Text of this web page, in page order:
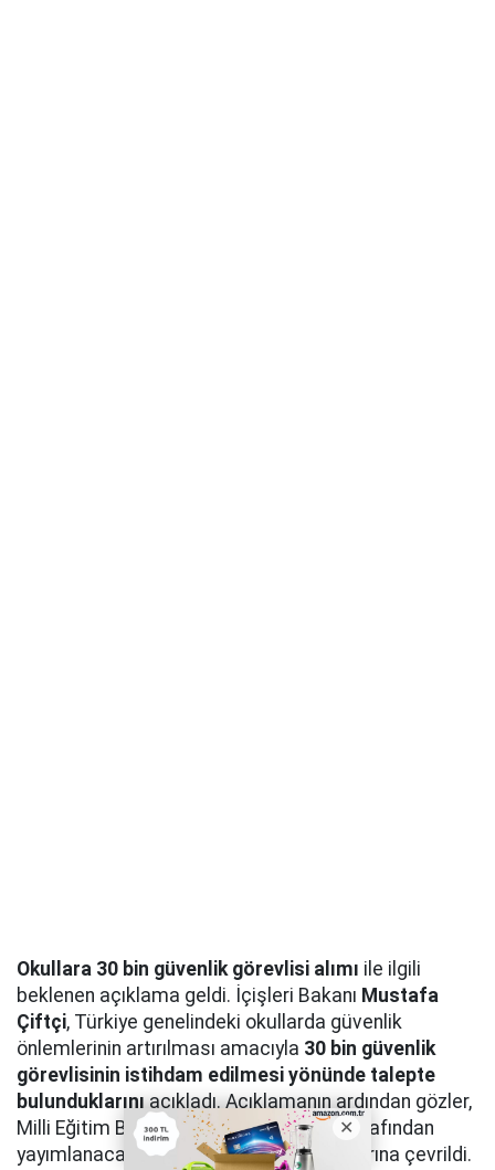
Okullara 30 bin güvenlik görevlisi alımı ile ilgili
beklenen açıklama geldi. İçişleri Bakanı Mustafa
Çiftçi, Türkiye genelindeki okullarda güvenlik
önlemlerinin artırılması amacıyla 30 bin güvenlik
görevlisinin istihdam edilmesi yönünde talepte
bulunduklarınıaçıkladı. Açıklamanın ardından gözler,
Milli Eğitim Bakanlığı ve ilgili kurumlar tarafından
yayımlanacak resmi personel alımı ilanlarına çevrildi.